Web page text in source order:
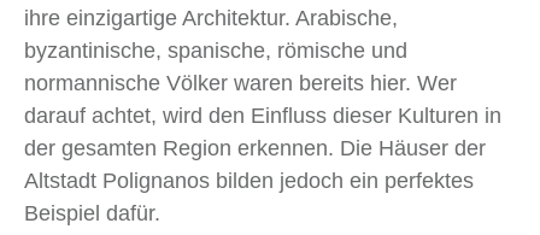
ihre einzigartige Architektur. Arabische,
byzantinische, spanische, römische und
normannische Völker waren bereits hier. Wer
darauf achtet, wird den Einfluss dieser Kulturen in
der gesamten Region erkennen. Die Häuser der
Altstadt Polignanos bilden jedoch ein perfektes
Beispiel dafür.